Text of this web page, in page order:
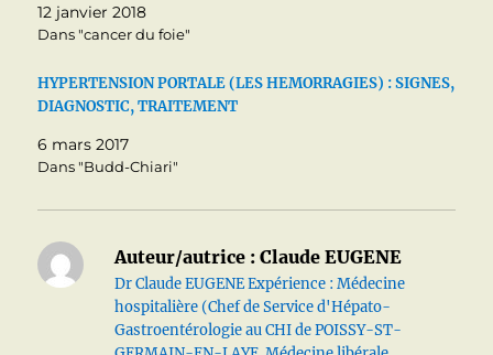
12 janvier 2018
Dans "cancer du foie"
HYPERTENSION PORTALE (LES HEMORRAGIES) : SIGNES,
DIAGNOSTIC, TRAITEMENT
6 mars 2017
Dans "Budd-Chiari"
Auteur/autrice : Claude EUGENE
Dr Claude EUGENE Expérience : Médecine
hospitalière (Chef de Service d'Hépato-
Gastroentérologie au CHI de POISSY-ST-